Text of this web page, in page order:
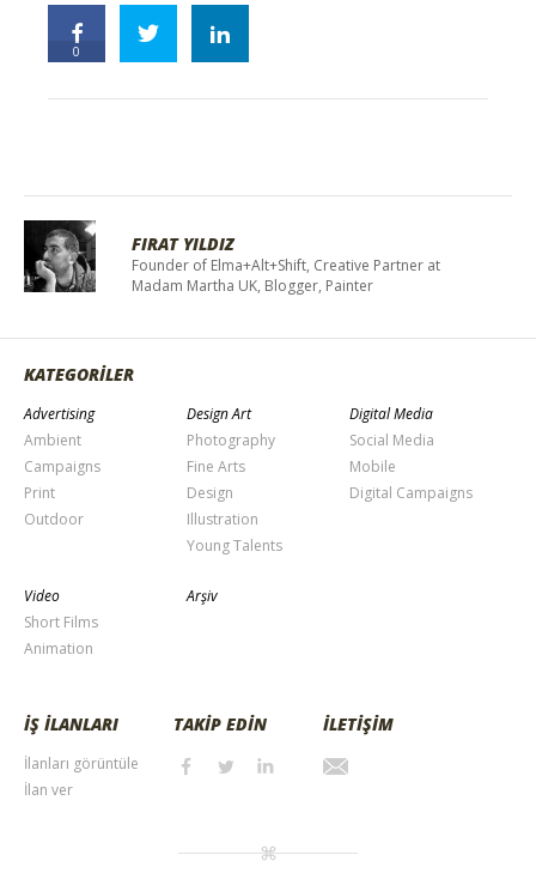
0
FIRAT YILDIZ
Founder of Elma+Alt+Shift, Creative Partner at
Madam Martha UK, Blogger, Painter
KATEGORİLER
Advertising
Ambient
Campaigns
Print
Outdoor
Design Art
Photography
Fine Arts
Design
Illustration
Young Talents
Digital Media
Social Media
Mobile
Digital Campaigns
Video
Short Films
Animation
Arşiv
İŞ İLANLARI
İlanları görüntüle
İlan ver
TAKİP EDİN İLETİŞİM